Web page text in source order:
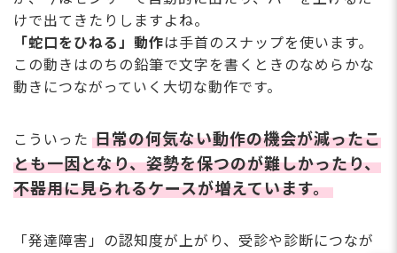
けで出てきたりしますよね。
「蛇⼝をひねる」動作は⼿⾸のスナップを使います。
この動きはのちの鉛筆で⽂字を書くときのなめらかな
動きにつながっていく⼤切な動作です。
こういった ⽇常の何気ない動作の機会が減ったこ
とも⼀因となり、姿勢を保つのが難しかったり、
不器⽤に⾒られるケースが増えています。
「発達障害」の認知度が上がり、受診や診断につなが